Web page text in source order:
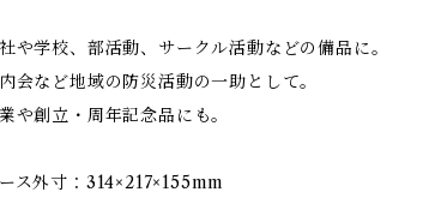
や学校、部活動、サークル活動などの備品に。
会など地域の防災活動の一助として。
や創立・周年記念品にも。
ス外寸：314×217×155mm